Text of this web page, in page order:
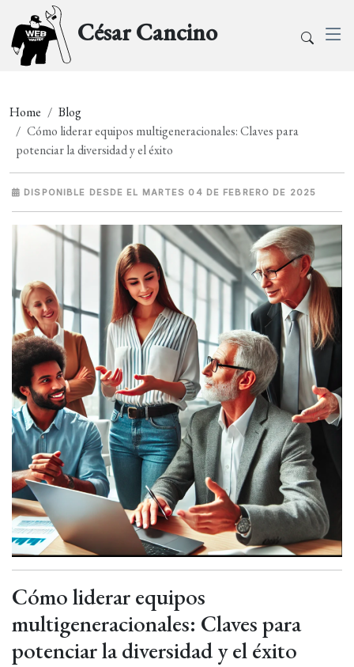
César Cancino
Home
Blog
Cómo liderar equipos multigeneracionales: Claves para
potenciar la diversidad y el éxito
DISPONIBLE DESDE EL MARTES 04 DE FEBRERO DE 2025
Cómo liderar equipos
multigeneracionales: Claves para
potenciar la diversidad y el éxito